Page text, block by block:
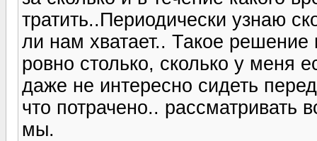
тратить..Периодически узнаю
ли нам хватает.. Такое решение
ровно столько, сколько у меня
даже не интересно сидеть
что потрачено.. рассматривать
мы.